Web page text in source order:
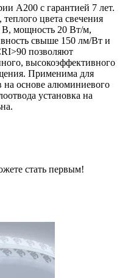
A200 с гарантией 7 лет.
цвета свечения
мощность 20 Вт/м,
свыше 150 лм/Вт и
позволяют
высокоэффективного
Применима для
на основе алюминиевого
установка на
стать первым!